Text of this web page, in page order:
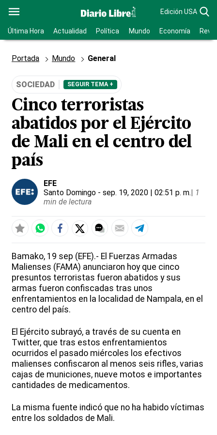
Edición USA
Última Hora Actualidad Política Mundo Economía
Portada Mundo General
SOCIEDAD SEGUIR TEMA +
Cinco terroristas
abatidos por el Ejército
de Mali en el centro del
país
EFE
Santo Domingo - sep. 19, 2020 | 02:51 p. m.| 1
min de lectura
Bamako, 19 sep (EFE).- El Fuerzas Armadas
Malienses (FAMA) anunciaron hoy que cinco
presuntos terroristas fueron abatidos y sus
armas fueron confiscadas tras unos
enfrentamientos en la localidad de Nampala, en el
centro del país.
El Ejército subrayó, a través de su cuenta en
Twitter, que tras estos enfrentamientos
ocurridos el pasado miércoles los efectivos
malienses confiscaron al menos seis rifles, varias
cajas de municiones, nueve motos e importantes
cantidades de medicamentos.
La misma fuente indicó que no ha habido víctimas
entre los soldados de Mali.